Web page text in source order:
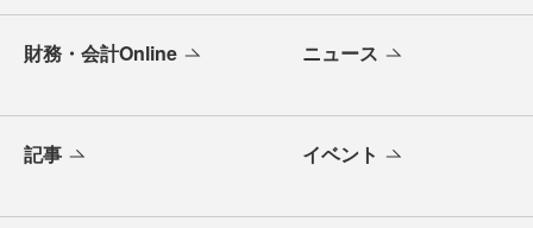
財務・会計Online ニュース
記事 イベント